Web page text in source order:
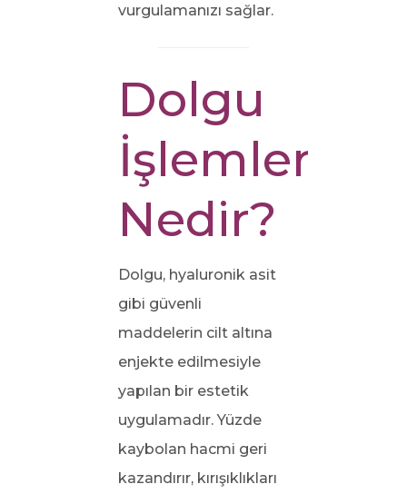
vurgulamanızı sağlar.
Dolgu
İşlemleri
Nedir?
Dolgu, hyaluronik asit
gibi güvenli
maddelerin cilt altına
enjekte edilmesiyle
yapılan bir estetik
uygulamadır. Yüzde
kaybolan hacmi geri
kazandırır, kırışıklıkları